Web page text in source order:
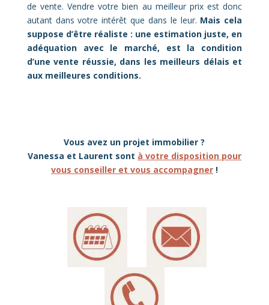
de vente. Vendre votre bien au meilleur prix est donc
autant dans votre intérêt que dans le leur. Mais cela
suppose d’être réaliste : une estimation juste, en
adéquation avec le marché, est la condition
d’une vente réussie, dans les meilleurs délais et
aux meilleures conditions.
Vous avez un projet immobilier ?
Vanessa et Laurent sont à votre disposition pour
vous conseiller et vous accompagner!